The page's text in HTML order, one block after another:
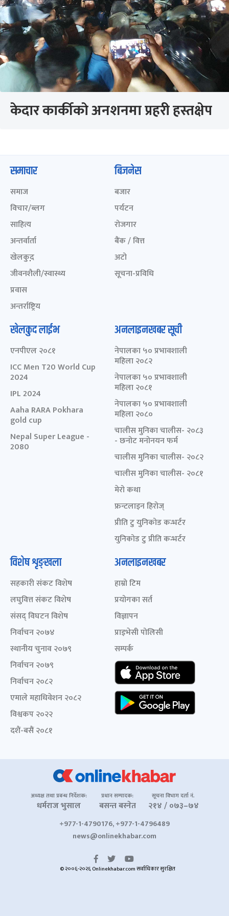
केदार कार्कीकाे अनशनमा प्रहरी हस्तक्षेप
समाचार
समाज
विचार/ब्लग
साहित्य
अन्तर्वार्ता
खेलकुद़़
जीवनशैली/स्वास्थ्य
प्रवास
अन्तर्राष्ट्रिय
बिजनेस
बजार
पर्यटन
रोजगार
बैंक / वित्त
अटो
सूचना-प्रविधि
खेलकुद लाईभ
एनपीएल २०८१
ICC Men T20 World Cup
2024
IPL 2024
Aaha RARA Pokhara
gold cup
Nepal Super League -
2080
अनलाइनखबर सूची
नेपालका ५० प्रभावशाली
महिला २०८२
नेपालका ५० प्रभावशाली
महिला २०८१
नेपालका ५० प्रभावशाली
महिला २०८०
चालीस मुनिका चालीस- २०८३
- छनोट मनोनयन फर्म
चालीस मुनिका चालीस- २०८२
चालीस मुनिका चालीस- २०८१
मेरो कथा
फ्रन्टलाइन हिरोज्
प्रीति टु युनिकोड कन्भर्टर
युनिकोड टु प्रीति कन्भर्टर
विशेष शृङ्खला
सहकारी संकट विशेष
लघुवित्त संकट विशेष
संसद् विघटन विशेष
निर्वाचन २०७४
स्थानीय चुनाव २०७९
निर्वाचन २०७९
निर्वाचन २०८२
एमाले महाधिवेशन २०८२
विश्वकप २०२२
दशैं-बसैं २०८१
अनलाइनखबर
हाम्रो टिम
प्रयोगका सर्त
विज्ञापन
प्राइभेसी पोलिसी
सम्पर्क
अध्यक्ष तथा प्रबन्ध निर्देशक:
धर्मराज भुसाल
प्रधान सम्पादक:
बसन्त बस्नेत
सूचना विभाग दर्ता नं.
२१४ / ०७३–७४
+977-1-4790176, +977-1-4796489
news@onlinekhabar.com
© २००६-२०२६ Onlinekhabar.com सर्वाधिकार सुरक्षित